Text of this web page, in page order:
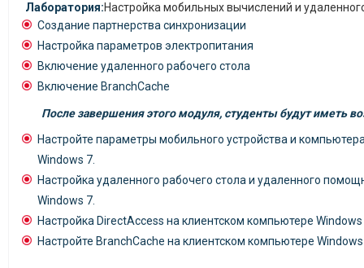
Лаборатория:Настройка мобильных вычислений и
Создание партнерства синхронизации
Настройка параметров электропитания
Включение удаленного рабочего стола
Включение BranchCache
После завершения этого модуля, студенты будут иметь
Настройте параметры мобильного устройства и
Windows 7.
Настройка удаленного рабочего стола и удаленного
Windows 7.
Настройка DirectAccess на клиентском компьютере
Настройте BranchCache на клиентском компьютере